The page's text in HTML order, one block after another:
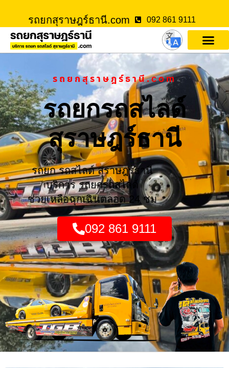
รถยกสุราษฎร์ธานี.com 092 861 9111
รถยกสุราษฎร์ธานี.com
รถยกรถสไลด์
สุราษฎร์ธานี
รถยก รถสไลด์ สุราษฎร์ธานี
บริการ รถยกรถสไลด์
ช่วยเหลือฉุกเฉินตลอด 24 ชม
092 861 9111